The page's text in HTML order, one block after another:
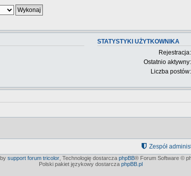
STATYSTYKI UŻYTKOWNIKA
Rejestracja:
Ostatnio aktywny:
Liczba postów:
Zespół
support forum tricolor, Technologię dostarcza phpBB® Forum Software ©
Polski pakiet językowy dostarcza phpBB.pl